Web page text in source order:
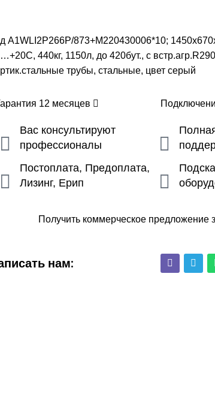
A1WLI2P266P/873+M220430006*10;
440кг, 1150л, до 420бут., с
трубы, стальные, цвет серый
12 месяцев
Вас консультируют
профессионалы
Постоплата, Предоплата,
Лизинг, Ерип
Получить коммерческое предложение
нам: